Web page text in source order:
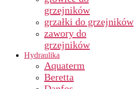
grzejników
grzałki do grzejników
zawory do
grzejników
Hydraulika
Aquaterm
Beretta